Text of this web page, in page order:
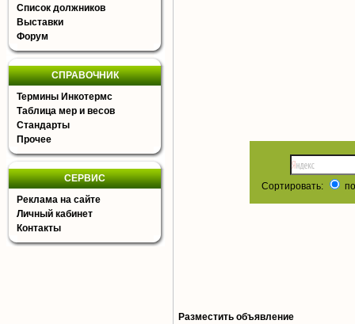
Список должников
Выставки
Форум
СПРАВОЧНИК
Термины Инкотермс
Таблица мер и весов
Стандарты
Прочее
СЕРВИС
Реклама на сайте
Личный кабинет
Контакты
Сортировать:
Разместить объявление